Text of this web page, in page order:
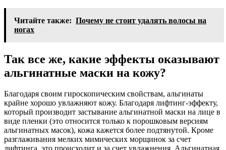
Читайте также: Почему не стоит удалять волосы на
ногах
Так все же, какие эффекты оказывают
альгинатные маски на кожу?
Благодаря своим гироскопическим свойствам, альгинаты
крайне хорошо увлажняют кожу. Благодаря лифтинг-эффекту,
который производит застывание альгинатной маски на лице в
виде пленки (это относится только к порошковым версиям
альгинатных масок), кожа кажется более подтянутой. Кроме
разглаживания мелких мимических морщинок за счет